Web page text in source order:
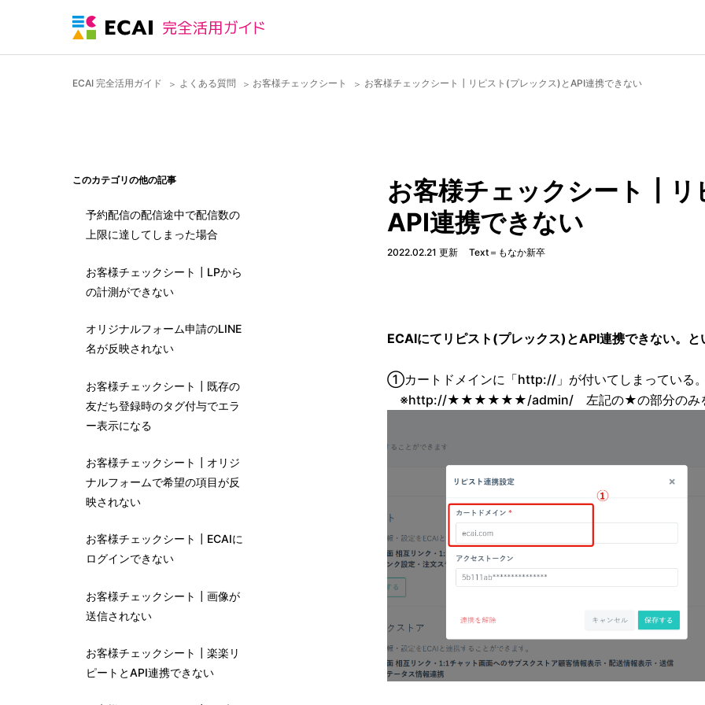
ECAI 完全活用ガイド よくある質問 お客様チェックシート お客様チェックシート┃リピスト(プレックス)とAPI連携できない
お客様チェックシート┃リ
API連携できない
2022.02.21 更新 Text＝もなか新卒
ECAIにてリピスト(プレックス)とAPI連携できない。と
①カートドメインに「http://」が付いてしまっている。
※http://★★★★★★/admin/ 左記の★の部分のみを
このカテゴリの他の記事
予約配信の配信途中で配信数の
上限に達してしまった場合
お客様チェックシート┃LPから
の計測ができない
オリジナルフォーム申請のLINE
名が反映されない
お客様チェックシート┃既存の
友だち登録時のタグ付与でエラ
ー表示になる
お客様チェックシート┃オリジ
ナルフォームで希望の項目が反
映されない
お客様チェックシート┃ECAIに
ログインできない
お客様チェックシート┃画像が
送信されない
お客様チェックシート┃楽楽リ
ピートとAPI連携できない